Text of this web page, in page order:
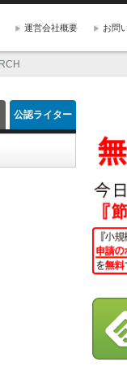
運営会社概要 お問
公認ライター